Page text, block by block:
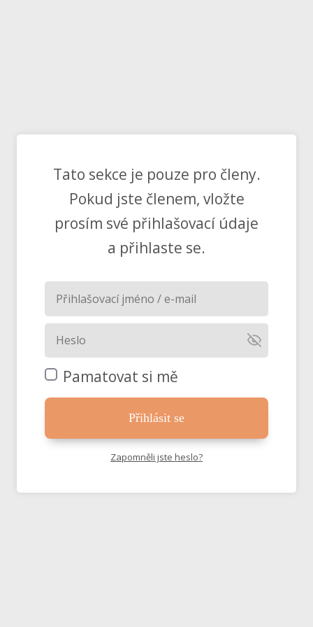
Tato sekce je pouze pro členy.
Pokud jste členem, vložte
prosím své přihlašovací údaje
a přihlaste se.
Pamatovat si mě
Přihlásit se
Zapomněli jste heslo?